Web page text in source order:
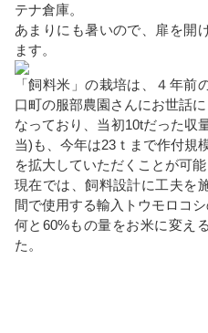
テナ倉庫。
あまりにも暑いので、扉を開
ます。
「飼料米」の栽培は、４年前
口町の服部農園さんにお世話に
なっており、当初10tだった収
当)も、今年は23ｔまで作付規
を拡大していただくことが可能
現在では、飼料設計に工夫を
間で使用する輸入トウモロコ
何と60%もの量をお米に変え
た。